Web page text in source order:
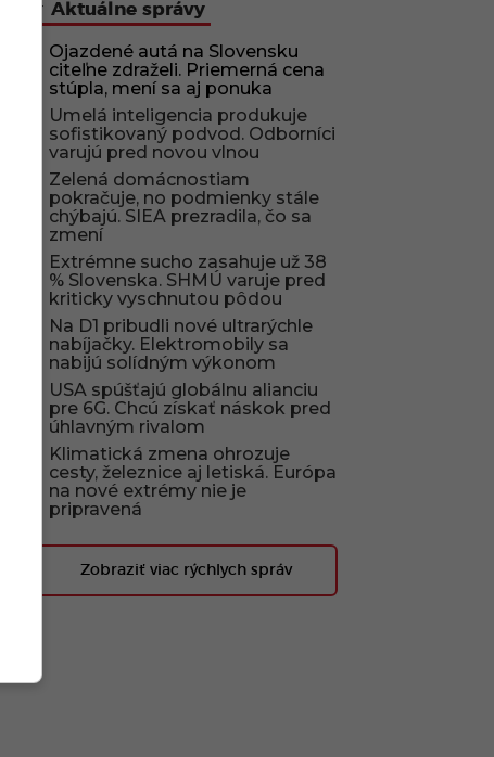
Aktuálne správy
Ojazdené autá na Slovensku
citeľne zdraželi. Priemerná cena
stúpla, mení sa aj ponuka
Umelá inteligencia produkuje
sofistikovaný podvod. Odborníci
varujú pred novou vlnou
Zelená domácnostiam
pokračuje, no podmienky stále
chýbajú. SIEA prezradila, čo sa
zmení
Extrémne sucho zasahuje už 38
% Slovenska. SHMÚ varuje pred
kriticky vyschnutou pôdou
Na D1 pribudli nové ultrarýchle
nabíjačky. Elektromobily sa
nabijú solídným výkonom
USA spúšťajú globálnu alianciu
pre 6G. Chcú získať náskok pred
úhlavným rivalom
Klimatická zmena ohrozuje
cesty, železnice aj letiská. Európa
na nové extrémy nie je
pripravená
Zobraziť viac rýchlych správ